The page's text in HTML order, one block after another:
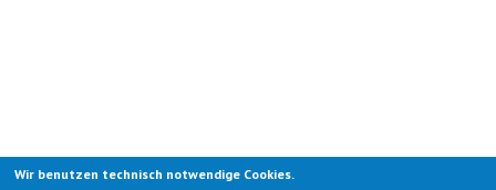
Wir benutzen technisch notwendige Cookies.